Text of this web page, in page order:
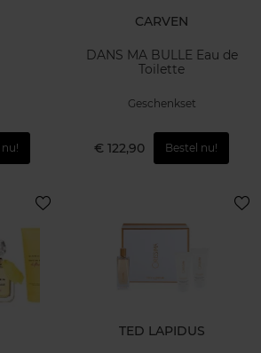
CARVEN
DANS MA BULLE Eau de
Toilette
Geschenkset
€ 122,90 Bestel nu!
TED LAPIDUS